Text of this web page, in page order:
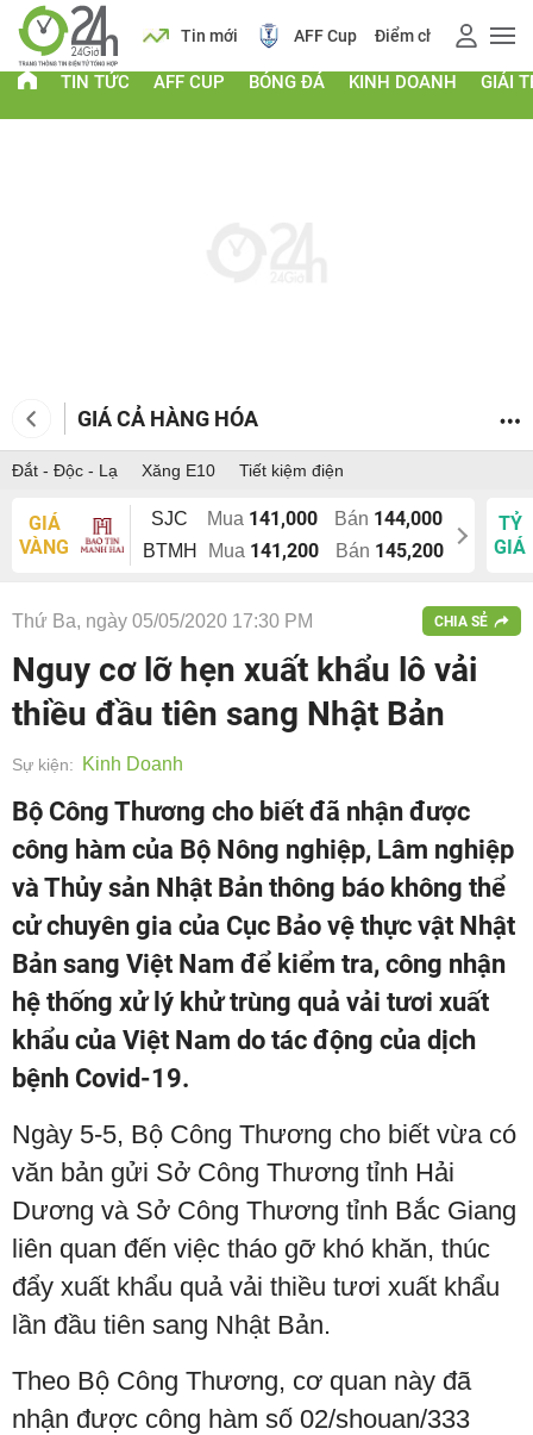
Lịch Tin mới AFF Cup Điểm chuẩn 2026
TIN TỨC AFF CUP BÓNG ĐÁ KINH DOANH GIẢI
GIÁ CẢ HÀNG HÓA
Đắt - Độc - Lạ Xăng E10 Tiết kiệm điện
GIÁ
VÀNG
SJC Mua 141,000 Bán 144,000
BTMH Mua 141,200 Bán 145,200
TỶ
GIÁ
Thứ Ba, ngày 05/05/2020 17:30 PM CHIA SẺ
Nguy cơ lỡ hẹn xuất khẩu lô vải
thiều đầu tiên sang Nhật Bản
Sự kiện: Kinh Doanh
Bộ Công Thương cho biết đã nhận được
công hàm của Bộ Nông nghiệp, Lâm nghiệp
và Thủy sản Nhật Bản thông báo không thể
cử chuyên gia của Cục Bảo vệ thực vật Nhật
Bản sang Việt Nam để kiểm tra, công nhận
hệ thống xử lý khử trùng quả vải tươi xuất
khẩu của Việt Nam do tác động của dịch
bệnh Covid-19.
Ngày 5-5, Bộ Công Thương cho biết vừa có
văn bản gửi Sở Công Thương tỉnh Hải
Dương và Sở Công Thương tỉnh Bắc Giang
liên quan đến việc tháo gỡ khó khăn, thúc
đẩy xuất khẩu quả vải thiều tươi xuất khẩu
lần đầu tiên sang Nhật Bản.
Theo Bộ Công Thương, cơ quan này đã
nhận được công hàm số 02/shouan/333